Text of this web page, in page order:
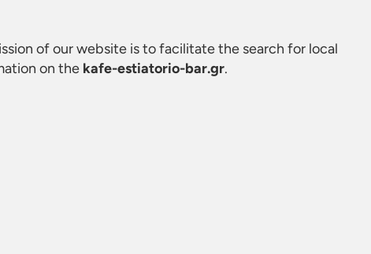
of our website is to facilitate the search for local
on the kafe-estiatorio-bar.gr.